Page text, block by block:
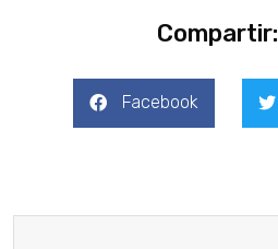
Compartir:
Facebook